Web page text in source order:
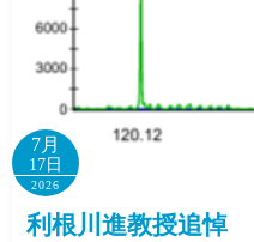
7月
17日
2026
利根川進教授追悼